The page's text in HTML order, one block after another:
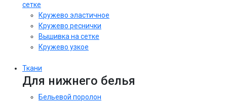
сетке
Кружево эластичное
Кружево реснички
Вышивка на сетке
Кружево узкое
Ткани
Для нижнего белья
Бельевой поролон